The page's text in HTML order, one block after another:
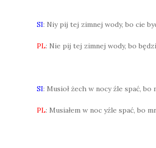
SI: Niy pij tej zimnej wody, bo cie
PL: Nie pij tej zimnej wody, bo
SI: Musioł żech w nocy źle spać,
PL: Musiałem w noc yźle spać, bo